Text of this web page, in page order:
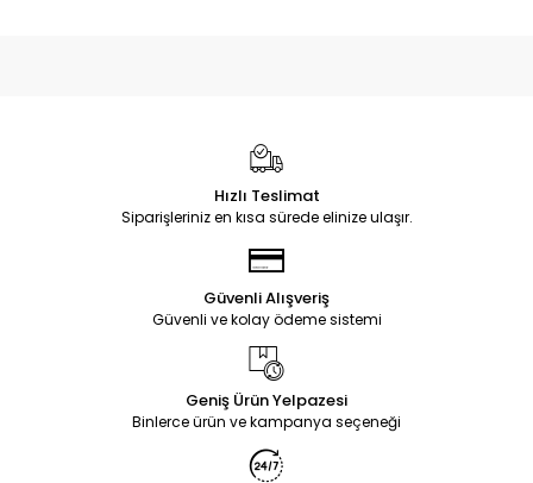
Hızlı Teslimat
Siparişleriniz en kısa sürede elinize ulaşır.
Güvenli Alışveriş
Güvenli ve kolay ödeme sistemi
Geniş Ürün Yelpazesi
Binlerce ürün ve kampanya seçeneği